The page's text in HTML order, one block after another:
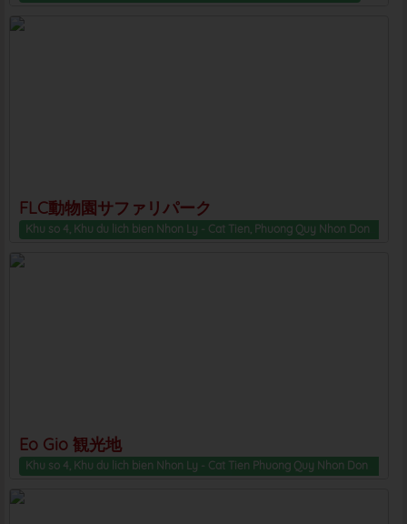
FLC動物園サファリパーク
Eo Gio 観光地